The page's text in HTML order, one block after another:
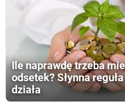
Ile naprawdę trzeba
odsetek? Słynna
działa